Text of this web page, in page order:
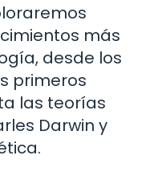
más
desde los
primeros
las teorías
Darwin y